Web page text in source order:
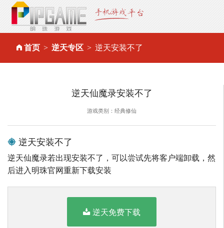
首页 逆天专区 逆天安装不了
逆天仙魔录安装不了
游戏类别：经典修仙
逆天安装不了
逆天仙魔录若出现安装不了，可以尝试先将客户端卸载，然
后进入明珠官网重新下载安装
逆天免费下载